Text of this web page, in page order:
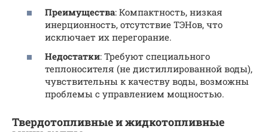
Преимущества: Компактность, низкая
инерционность, отсутствие ТЭНов, что
исключает их перегорание.
Недостатки: Требуют специального
теплоносителя (не дистиллированной воды),
чувствительны к качеству воды, возможны
проблемы с управлением мощностью.
Твердотопливные и жидкотопливные